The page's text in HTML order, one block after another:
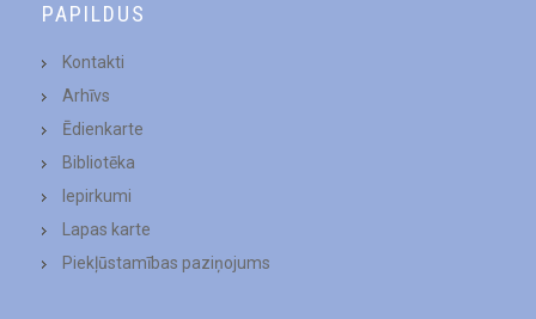
PAPILDUS
Kontakti
Arhīvs
Ēdienkarte
Bibliotēka
Iepirkumi
Lapas karte
Piekļūstamības paziņojums